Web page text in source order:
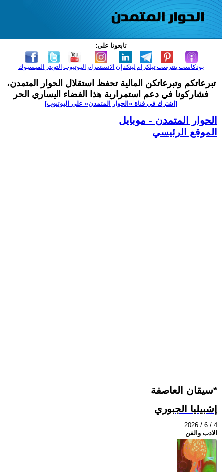
تابعونا على:
الفيسبوك التويتر اليوتيوب الانستغرام لينكدإن تيلكرامبنترست بودكاست
تبرعاتكم وتبرعاتكن المالية تحفظ استقلال الحوار المتمدن،
فشاركونا في دعم استمرارية هذا الفضاء اليساري الحر
[اشترك في قناة ‫«الحوار المتمدن» على اليوتيوب]
الحوار المتمدن - موبايل
الموقع الرئيسي
سيقان العاصفة*
إشبيليا الجبوري
2026 / 6 / 4
الادب والفن